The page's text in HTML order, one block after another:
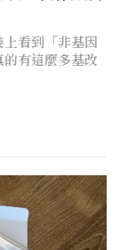
看到「非基因
有這麼多基改